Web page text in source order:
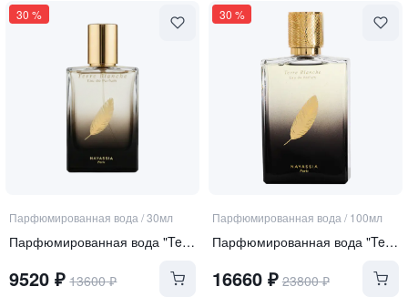
30 %
Парфюмированная вода /30мл
Парфюмированная вода "Terre Blanche"
9520 ₽ 13600₽
30 %
Парфюмированная вода / 100мл
Парфюмированная вода "Terre Blanche"
16660₽ 23800₽